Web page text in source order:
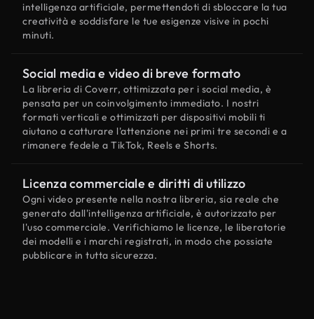
intelligenza artificiale, permettendoti di sbloccare la tua
creatività e soddisfare le tue esigenze visive in pochi
minuti.
Social media e video di breve formato
La libreria di Coverr, ottimizzata per i social media, è
pensata per un coinvolgimento immediato. I nostri
formati verticali e ottimizzati per dispositivi mobili ti
aiutano a catturare l'attenzione nei primi tre secondi e a
rimanere fedele a TikTok, Reels e Shorts.
Licenza commerciale e diritti di utilizzo
Ogni video presente nella nostra libreria, sia reale che
generato dall'intelligenza artificiale, è autorizzato per
l'uso commerciale. Verifichiamo le licenze, le liberatorie
dei modelli e i marchi registrati, in modo che possiate
pubblicare in tutta sicurezza.